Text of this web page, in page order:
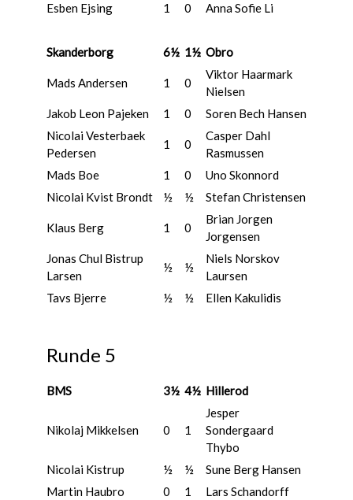
Esben Ejsing
1 0 Anna Sofie Li
Skanderborg 6½ 1½ Obro
Mads Andersen 1 0
Viktor Haarmark
Nielsen
Jakob Leon Pajeken
1 0
Soren Bech Hansen
Nicolai Vesterbaek
Pedersen
1 0
Casper Dahl
Rasmussen
Mads Boe
1 0
Uno Skonnord
Nicolai Kvist Brondt
½ ½ Stefan Christensen
Klaus Berg 1 0
Brian Jorgen
Jorgensen
Jonas Chul Bistrup
Larsen
½ ½
Niels Norskov
Laursen
Tavs Bjerre
½ ½ Ellen Kakulidis
Runde 5
BMS 3½ 4½ Hillerod
Nikolaj Mikkelsen 0 1
Jesper
Sondergaard
Thybo
Nicolai Kistrup
½ ½
Sune Berg Hansen
Martin Haubro
0 1 Lars Schandorff